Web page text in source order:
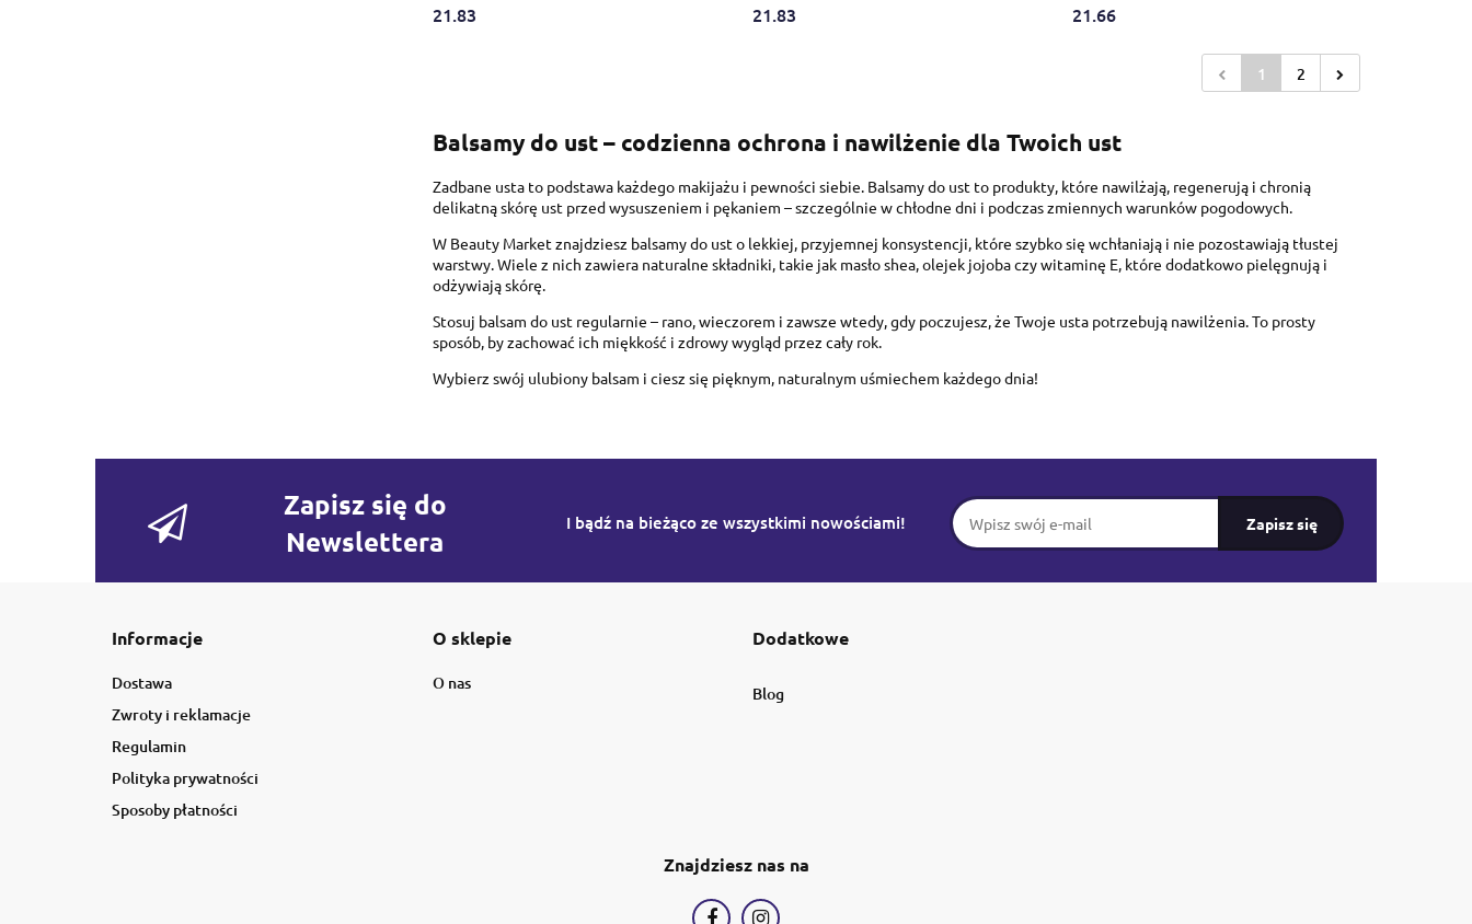
21.83 21.83 21.66
1 2
Balsamy do ust – codzienna ochrona i nawilżenie dla Twoich ust
Zadbane usta to podstawa każdego makijażu i pewności siebie. Balsamy do ust to produkty, które nawilżają, regenerują i chronią
delikatną skórę ust przed wysuszeniem i pękaniem – szczególnie w chłodne dni i podczas zmiennych warunków pogodowych.
W Beauty Market znajdziesz balsamy do ust o lekkiej, przyjemnej konsystencji, które szybko się wchłaniają i nie pozostawiają tłustej
warstwy. Wiele z nich zawiera naturalne składniki, takie jak masło shea, olejek jojoba czy witaminę E, które dodatkowo pielęgnują i
odżywiają skórę.
Stosuj balsam do ust regularnie – rano, wieczorem i zawsze wtedy, gdy poczujesz, że Twoje usta potrzebują nawilżenia. To prosty
sposób, by zachować ich miękkość i zdrowy wygląd przez cały rok.
Wybierz swój ulubiony balsam i ciesz się pięknym, naturalnym uśmiechem każdego dnia!
Zapisz się do
Newslettera
I bądź na bieżąco ze wszystkimi nowościami!
Informacje
Dostawa
Zwroty i reklamacje
Regulamin
Polityka prywatności
Sposoby płatności
O sklepie
O nas
Dodatkowe
Blog
Znajdziesz nas na